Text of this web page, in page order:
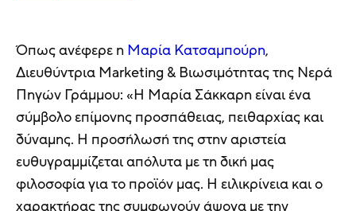
Όπως ανέφερε η Μαρία Κατσαμπούρη,
Διευθύντρια Marketing & Βιωσιμότητας της Νερά
Πηγών Γράμμου: «Η Μαρία Σάκκαρη είναι ένα
σύμβολο επίμονης προσπάθειας, πειθαρχίας και
δύναμης. Η προσήλωσή της στην αριστεία
ευθυγραμμίζεται απόλυτα με τη δική μας
φιλοσοφία για το προϊόν μας. Η ειλικρίνεια και ο
χαρακτήρας της συμφωνούν άψογα με την